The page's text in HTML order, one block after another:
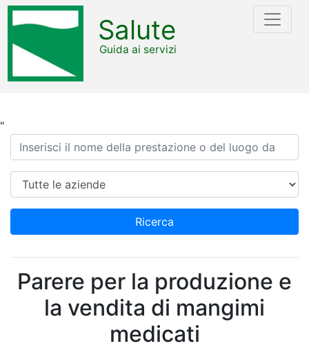
"
Salute
Guida ai servizi
Ricerca
Azienda
Ricerca
Parere per la produzione e
la vendita di mangimi
medicati